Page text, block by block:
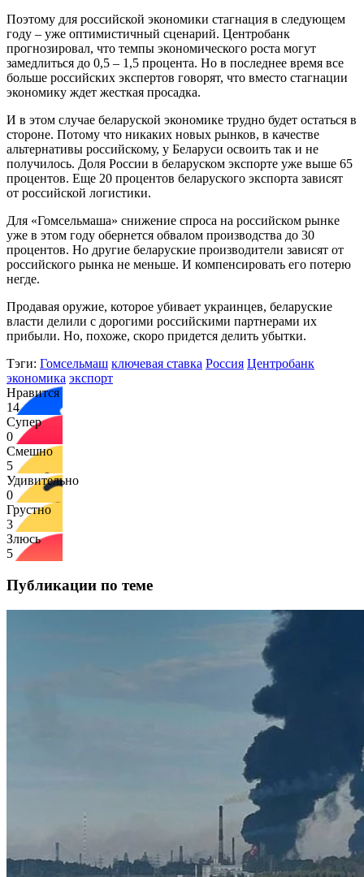
Поэтому для российской экономики стагнация в следующем
году – уже оптимистичный сценарий. Центробанк
прогнозировал, что темпы экономического роста могут
замедлиться до 0,5 – 1,5 процента. Но в последнее время все
больше российских экспертов говорят, что вместо стагнации
экономику ждет жесткая просадка.
И в этом случае беларуской экономике трудно будет остаться в
стороне. Потому что никаких новых рынков, в качестве
альтернативы российскому, у Беларуси освоить так и не
получилось. Доля России в беларуском экспорте уже выше 65
процентов. Еще 20 процентов беларуского экспорта зависят
от российской логистики.
Для «Гомсельмаша» снижение спроса на российском рынке
уже в этом году обернется обвалом производства до 30
процентов. Но другие беларуские производители зависят от
российского рынка не меньше. И компенсировать его потерю
негде.
Продавая оружие, которое убивает украинцев, беларуские
власти делили с дорогими российскими партнерами их
прибыли. Но, похоже, скоро придется делить убытки.
Тэги: Гомсельмаш ключевая ставка Россия Центробанк
экономика экспорт
Нравится
14
Супер
0
Смешно
5
Удивительно
0
Грустно
3
Злюсь
5
Публикации по теме